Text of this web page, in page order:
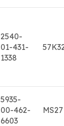
2540-
01-431-
1338
5935-
00-462-
6603